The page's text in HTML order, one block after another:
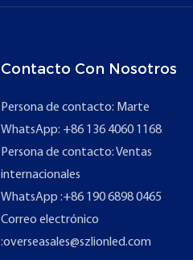
Contacto Con Nosotros
Persona de contacto: Marte
WhatsApp: +86 136 4060 1168
Persona de contacto: Ventas
internacionales
WhatsApp:+86 190 6898 0465
Correo electrónico
:overseasales@szlionled.com